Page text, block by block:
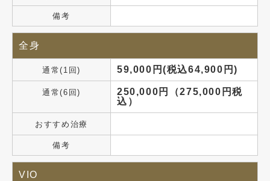
備考
全身
通常(1回) 59,000円(税込64,900円)
通常(6回)
250,000円（275,000円税
込）
おすすめ治療
備考
VIO